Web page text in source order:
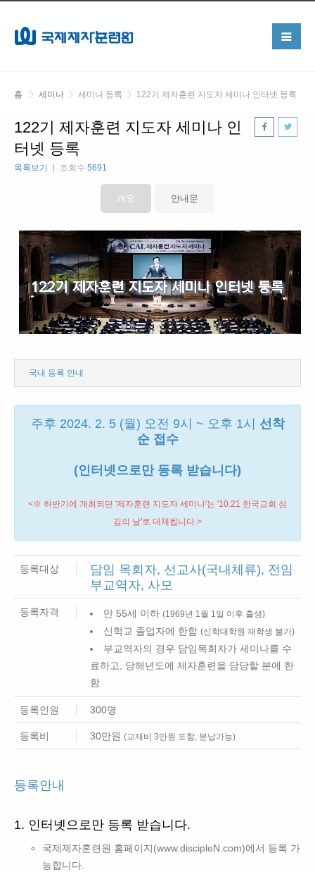
홈 세미나 세미나 등록 122기 제자훈련 지도자 세미나 인터넷 등록
122기 제자훈련 지도자 세미나 인
터넷 등록
목록보기 조회수 5691
개요 안내문
국내 등록 안내
주후 2024. 2. 5 (월) 오전 9시 ~ 오후 1시 선착
순 접수
(인터넷으로만 등록 받습니다)
<※ 하반기에 개최되던 '제자훈련 지도자 세미나'는 '10.21 한국교회 섬
김의 날'로 대체됩니다.>
등록대상
담임 목회자, 선교사(국내체류), 전임
부교역자, 사모
등록자격 만 55세 이하 (1969년 1월 1일 이후 출생)
신학교 졸업자에 한함 (신학대학원 재학생 불가)
부교역자의 경우 담임목회자가 세미나를 수
료하고, 당해년도에 제자훈련을 담당할 분에 한
함
등록인원 300명
등록비 30만원 (교재비 3만원 포함, 분납가능)
등록안내
1. 인터넷으로만 등록 받습니다.
국제제자훈련원 홈페이지(www.discipleN.com)에서 등록 가
능합니다.